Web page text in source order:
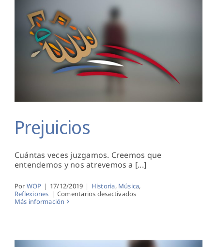
Prejuicios
Prejuicios
Cuántas veces juzgamos. Creemos que
entendemos y nos atrevemos a [...]
Por WOP | 17/12/2019 | Historia, Música,
Reflexiones | Comentarios desactivadosen
Más información